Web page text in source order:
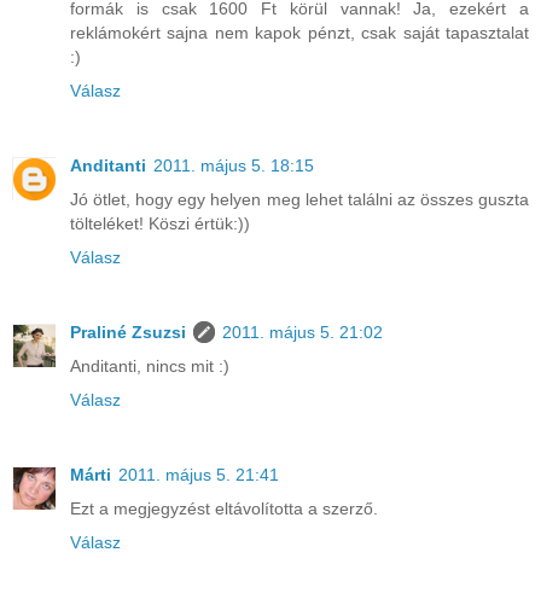
formák is csak 1600 Ft körül vannak! Ja, ezekért a
reklámokért sajna nem kapok pénzt, csak saját tapasztalat
:)
Válasz
Anditanti 2011. május 5. 18:15
Jó ötlet, hogy egy helyen meg lehet találni az összes guszta
tölteléket! Köszi értük:))
Válasz
Praliné Zsuzsi
2011. május 5. 21:02
Anditanti, nincs mit :)
Válasz
Márti 2011. május 5. 21:41
Ezt a megjegyzést eltávolította a szerző.
Válasz